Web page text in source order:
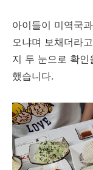
아이들이 미역국
오냐며 보채더라
지 두 눈으로 확
했습니다.